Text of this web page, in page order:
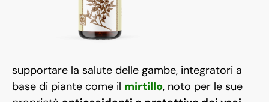
supportare la salute delle gambe, integratori a
base di piante come il mirtillo, noto per le sue